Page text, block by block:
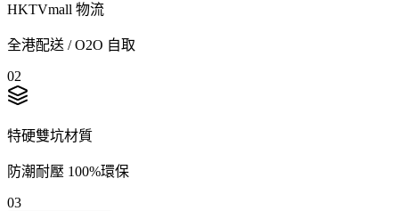
HKTVmall 物流
全港配送 / O2O 自取
02
特硬雙坑材質
防潮耐壓 100%環保
03